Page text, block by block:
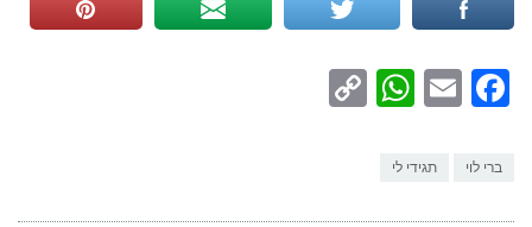
Facebook
Email
WhatsApp
ברי לוי תגידי לי